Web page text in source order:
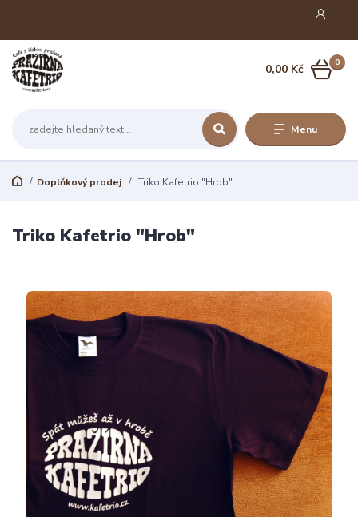
Menu
0
0,00 Kč
Doplňkový prodej Triko Kafetrio "Hrob"
Triko Kafetrio "Hrob"